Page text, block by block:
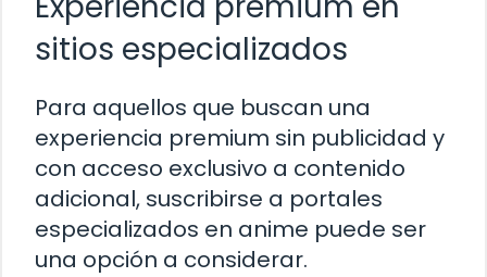
sitios especializados
Para aquellos que buscan una
experiencia premium sin publicidad y
con acceso exclusivo a contenido
adicional, suscribirse a portales
especializados en anime puede ser
una opción a considerar.